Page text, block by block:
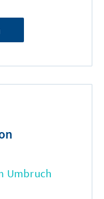
Umbruch